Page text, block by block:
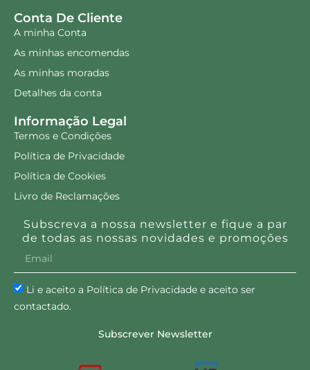
Conta De Cliente
A minha Conta
As minhas encomendas
As minhas moradas
Detalhes da conta
Informação Legal
Termos e Condições
Política de Privacidade
Política de Cookies
Livro de Reclamações
Subscreva a nossa newsletter e fique a par
de todas as nossas novidades e promoções
Li e aceito a Política de Privacidade e aceito ser
contactado.
Subscrever Newsletter